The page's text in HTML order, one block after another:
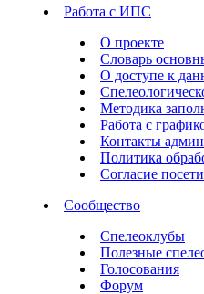
Работа с ИПС
О проекте
Словарь
О доступе к
Методика
Работа с
Контакты
Политика
Согласие
Сообщество
Спелеоклубы
Полезные
Голосования
Форум